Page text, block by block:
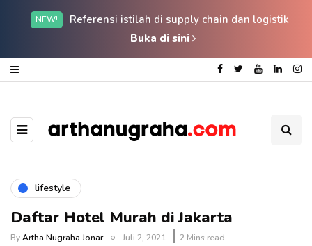
NEW!
Referensi istilah di supply chain dan logistik
Buka di sini
lifestyle
Daftar Hotel Murah di Jakarta
ByArtha Nugraha Jonar Juli 2, 2021 2 Mins read